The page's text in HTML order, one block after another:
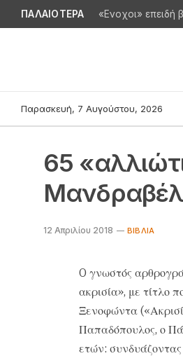
ΠΑΛΑΙΟΤΕΡΑ «Ενοχοι» επειδή
Παρασκευή, 7 Αυγούστου, 2026
65
12 Απριλίου 2018 ΒΙΒΛΊΑ
O γνωστός
ακρισία», με τίτλο
Ξενοφώντα
Παπαδόπουλος, ο
ετών: